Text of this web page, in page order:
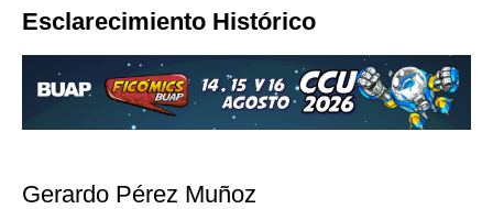
Esclarecimiento Histórico
Gerardo Pérez Muñoz